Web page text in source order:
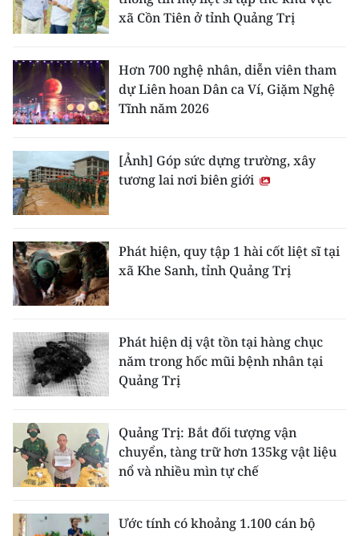
xã Cồn Tiên ở tỉnh Quảng Trị
Hơn 700 nghệ nhân, diễn viên tham
dự Liên hoan Dân ca Ví, Giặm Nghệ
Tĩnh năm 2026
[Ảnh] Góp sức dựng trường, xây
tương lai nơi biên giới
Phát hiện, quy tập 1 hài cốt liệt sĩ tại
xã Khe Sanh, tỉnh Quảng Trị
Phát hiện dị vật tồn tại hàng chục
năm trong hốc mũi bệnh nhân tại
Quảng Trị
Quảng Trị: Bắt đối tượng vận
chuyển, tàng trữ hơn 135kg vật liệu
nổ và nhiều mìn tự chế
Ước tính có khoảng 1.100 cán bộ